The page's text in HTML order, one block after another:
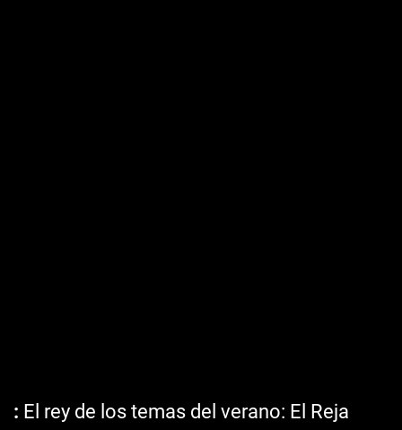
El rey de los temas del verano: El Reja